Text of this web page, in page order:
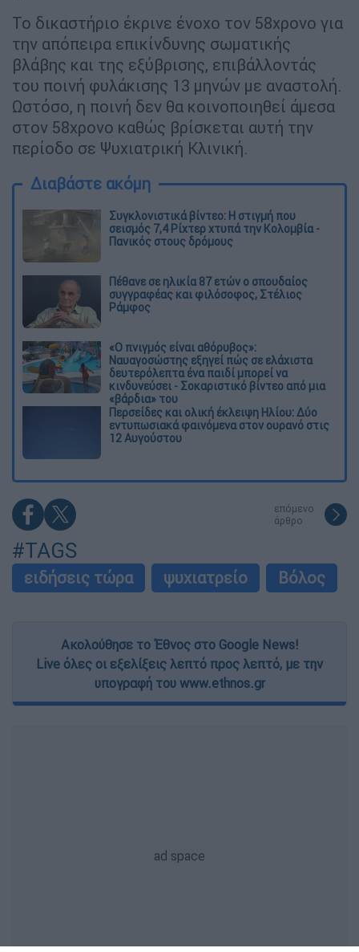
Το δικαστήριο έκρινε ένοχο τον 58χρονο για
την απόπειρα επικίνδυνης σωματικής
βλάβης και της εξύβρισης, επιβάλλοντάς
του ποινή φυλάκισης 13 μηνών με αναστολή.
Ωστόσο, η ποινή δεν θα κοινοποιηθεί άμεσα
στον 58χρονο καθώς βρίσκεται αυτή την
περίοδο σε Ψυχιατρική Κλινική.
Διαβάστε ακόμη
Συγκλονιστικά βίντεο: Η στιγμή που
σεισμός 7,4 Ρίχτερ χτυπά την Κολομβία -
Πανικός στους δρόμους
Πέθανε σε ηλικία 87 ετών ο σπουδαίος
συγγραφέας και φιλόσοφος, Στέλιος
Ράμφος
«Ο πνιγμός είναι αθόρυβος»:
Ναυαγοσώστης εξηγεί πώς σε ελάχιστα
δευτερόλεπτα ένα παιδί μπορεί να
κινδυνεύσει - Σοκαριστικό βίντεο από μια
«βάρδια» του
Περσείδες και ολική έκλειψη Ηλίου: Δύο
εντυπωσιακά φαινόμενα στον ουρανό στις
12 Αυγούστου
επόμενο
άρθρο
#TAGS
ειδήσεις τώρα ψυχιατρείο Βόλος
Ακολούθησε το Έθνος στο Google News!
Live όλες οι εξελίξεις λεπτό προς λεπτό, με την
υπογραφή του www.ethnos.gr